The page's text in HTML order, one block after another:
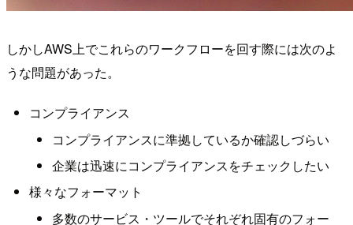
しかしAWS上でこれらのワークフローを回す際には次のよ
うな問題があった。
コンプライアンス
コンプライアンスに準拠しているか確認しづらい
企業は迅速にコンプライアンスをチェックしたい
様々なフォーマット
多数のサービス・ツールでそれぞれ固有のフォー